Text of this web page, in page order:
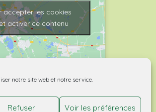
notre site web et notre service.
Refuser Voir les préférences
accepter les cookies
activer ce contenu